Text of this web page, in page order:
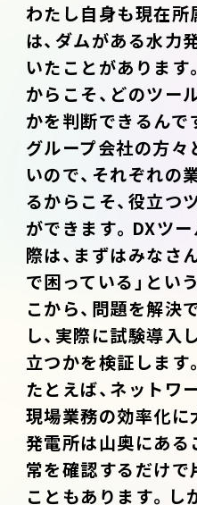
わたし自身も現在
は、ダムがある水力
いたことがあります
からこそ、どのツー
かを判断できるんで
グループ会社の方
いので、それぞれの
るからこそ、役立つ
ができます。DXツ
際は、まずはみなさ
で困っている」とい
こから、問題を解決
し、実際に試験導入
立つかを検証します。
たとえば、ネットワ
現場業務の効率化に
発電所は山奥にある
常を確認するだけ
こともあります。し